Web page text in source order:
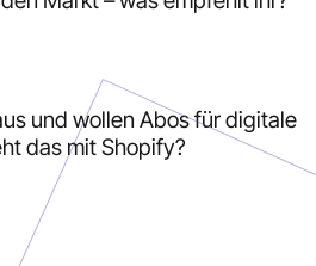
und wollen Abos für digitale
das mit Shopify?